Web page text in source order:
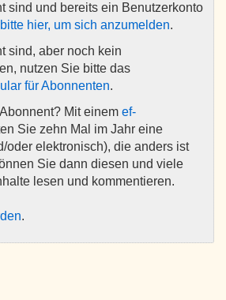
sind und bereits ein Benutzerkonto
hier, um sich anzumelden.
sind, aber noch kein
nutzen Sie bitte das
für Abonnenten.
Mit einem ef-
Sie zehn Mal im Jahr eine
oder elektronisch), die anders ist
Sie dann diesen und viele
lesen und kommentieren.
.